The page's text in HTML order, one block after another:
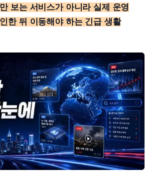
보는 서비스가 아니라 실제 운영
한 뒤 이동해야 하는 긴급 생활